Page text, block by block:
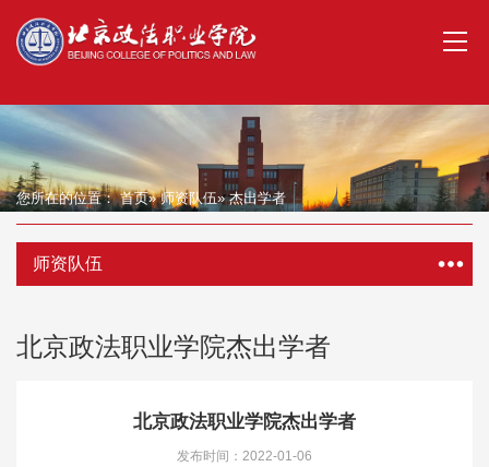
您所在的位置：首页»师资队伍» 杰出学者
师资队伍
北京政法职业学院杰出学者
北京政法职业学院杰出学者
发布时间：2022-01-06